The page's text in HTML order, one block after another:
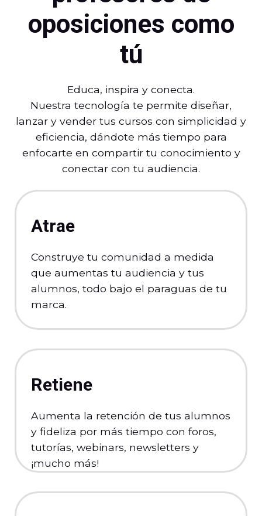
oposiciones como
tú
Educa, inspira y conecta.
Nuestra tecnología te permite diseñar,
lanzar y vender tus cursos con simplicidad y
eficiencia, dándote más tiempo para
enfocarte en compartir tu conocimiento y
conectar con tu audiencia.
Atrae
Construye tu comunidad a medida
que aumentas tu audiencia y tus
alumnos, todo bajo el paraguas de tu
marca.
Retiene
Aumenta la retención de tus alumnos
y fideliza por más tiempo con foros,
tutorías, webinars, newsletters y
¡mucho más!